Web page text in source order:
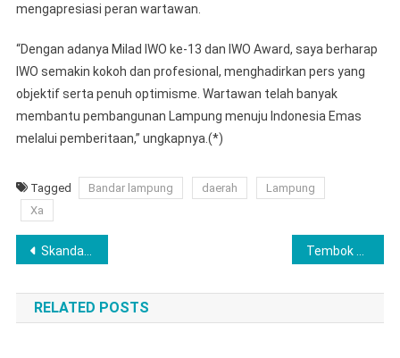
mengapresiasi peran wartawan.
“Dengan adanya Milad IWO ke-13 dan IWO Award, saya berharap
IWO semakin kokoh dan profesional, menghadirkan pers yang
objektif serta penuh optimisme. Wartawan telah banyak
membantu pembangunan Lampung menuju Indonesia Emas
melalui pemberitaan,” ungkapnya.(*)
Tagged Bandar lampung daerah
Lampung
Xa
Navigasi
pos
Skandal Retribusi Pasar Talang Padang, Pemkab Tanggamus Rugi Ratusan Juta, PT LTU Mangkir Setoran
RELATED POSTS